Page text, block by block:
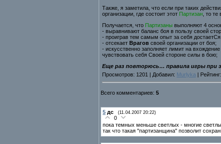
Также, я заметила, что если при таких
организации, где состоит этот Партизан , то
Получается, что Партизаны выполняют 4
- выравнивают баланс боя в пользу своей
- проиграв тем самым опыт за себя
- отсекает Врагов своей организации от боя;
- искусственно заполняет лимит на
чувствовать себя Своей стороне силы в бою;
Еще раз повторюсь… правила игры
Просмотров: 1201 | Добавил: Murlyka |
Всего комментариев: 5
5 дс (11.04.2007 20:22)
0
пока темных меньше светлых - многие
так что такая "партизанщина" позволит